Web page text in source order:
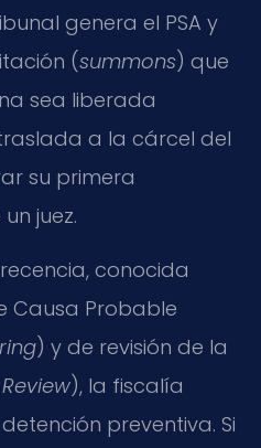
genera el PSA y
(summons) que
sea liberada
a la cárcel del
su primera
juez.
conocida
Causa Probable
) y de revisión de la
), la fiscalía
preventiva. Si